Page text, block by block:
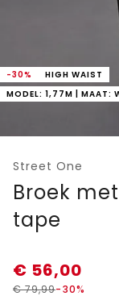
-30%
HIGH WAIST
MODEL: 1,77M | MAAT:
Street One
Broek
tape
€ 56,00
€79,99-30%